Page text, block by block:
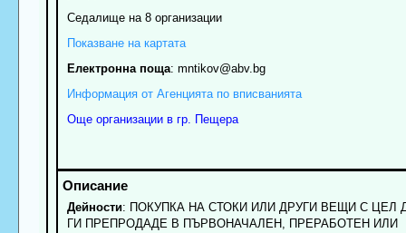
Седалище на 8 организации
Показване на картата
Електронна поща: mntikov@abv.bg
Информация от Агенцията по вписванията
Още организации в гр. Пещера
Дейности: ПОКУПКА НА СТОКИ ИЛИ ДРУГИ ВЕЩИ С ЦЕЛ
ГИ ПРЕПРОДАДЕ В ПЪРВОНАЧАЛЕН, ПРЕРАБОТЕН ИЛИ